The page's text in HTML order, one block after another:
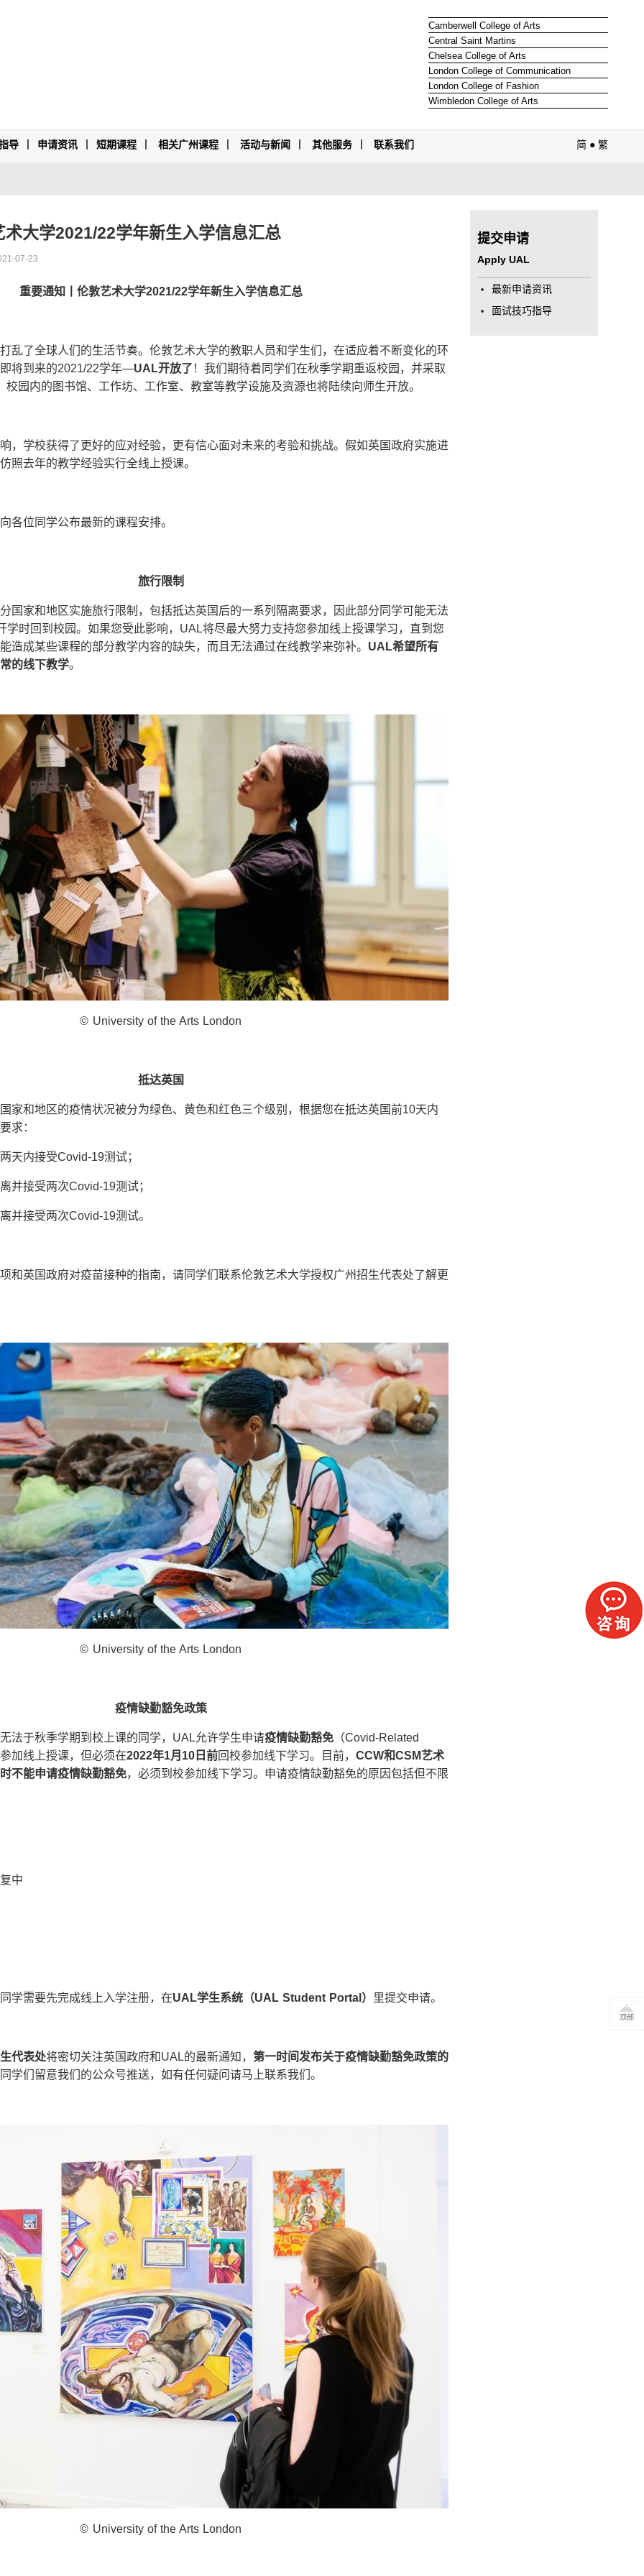
Camberwell College of Arts
Central Saint Martins
Chelsea College of Arts
London College of Communication
London College of Fashion
Wimbledon College of Arts
导 申请资讯 短期课程 相关广州课程 活动与新闻 其他服务 联系我们 简 ● 繁
大学2021/22学年新生入学信息汇总
07-23
重要通知丨伦敦艺术大学2021/22学年新生入学信息汇总
乱了全球人们的生活节奏。伦敦艺术大学的教职人员和学生们，在适应着不断变化的环
将到来的2021/22学年—UAL开放了 ！我们期待着同学们在秋季学期重返校园，并采取
校园内的图书馆、工作坊、工作室、教室等教学设施及资源也将陆续向师生开放。
，学校获得了更好的应对经验，更有信心面对未来的考验和挑战。假如英国政府实施进
照去年的教学经验实行全线上授课。
各位同学公布最新的课程安排。
旅行限制
国家和地区实施旅行限制，包括抵达英国后的一系列隔离要求，因此部分同学可能无法
学时回到校园。如果您受此影响，UAL将尽最大努力支持您参加线上授课学习，直到您
造成某些课程的部分教学内容的缺失，而且无法通过在线教学来弥补。 UAL希望所有
的线下教学。
© University of the Arts London
抵达英国
家和地区的疫情状况被分为绿色、黄色和红色三个级别，根据您在抵达英国前10天内
求：
天内接受Covid-19测试；
并接受两次Covid-19测试；
并接受两次Covid-19测试。
和英国政府对疫苗接种的指南，请同学们联系伦敦艺术大学授权广州招生代表处了解更
© University of the Arts London
疫情缺勤豁免政策
法于秋季学期到校上课的同学，UAL允许学生申请疫情缺勤豁免（Covid-Related
加线上授课，但必须在2022年1月 10 日前回校参加线下学习。目前，CCW和CSM艺术
不能申请疫情缺勤豁免，必须到校参加线下学习。申请疫情缺勤豁免的原因包括但不限
中
学需要先完成线上入学注册，在UAL学生系统（UAL Student Portal ） 里提交申请。
代表处将密切关注英国政府和UAL的最新通知， 第一时间发布关于疫情缺勤豁免政策的
学们留意我们的公众号推送，如有任何疑问请马上联系我们。
© University of the Arts London
提交申请
Apply UAL
最新申请资讯
面试技巧指导